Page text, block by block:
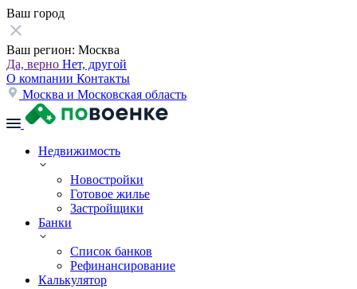
Ваш город
Ваш регион: Москва
Да, верно Нет, другой
О компании Контакты
Москва и Московская область
Недвижимость
Новостройки
Готовое жилье
Застройщики
Банки
Список банков
Рефинансирование
Калькулятор